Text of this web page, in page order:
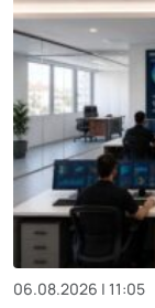
06.08.2026 | 11:05